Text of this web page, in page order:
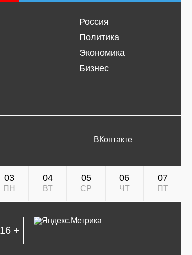
Россия
Политика
Экономика
Бизнес
ВКонтакте
03
ПН
04
ВТ
05
СР
06
ЧТ
07
ПТ
16 +